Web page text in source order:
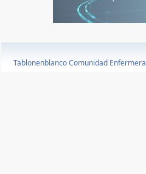
Tablonenblanco Comunidad Enfermera